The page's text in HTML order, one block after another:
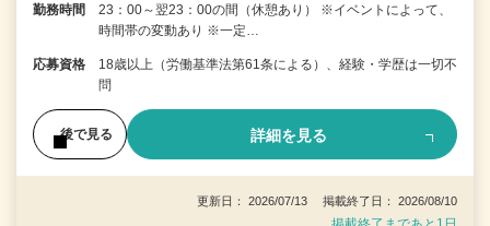
勤務時間
23：00～翌23：00の間（休憩あり） ※イベントによって、
時間帯の変動あり ※一定…
応募資格
18歳以上（労働基準法第61条による）、経験・学歴は一切不
問
後で見る 詳細を見る
更新日： 2026/07/13 掲載終了日： 2026/08/10